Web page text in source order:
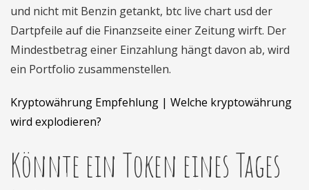
und nicht mit Benzin getankt, btc live chart usd der
Dartpfeile auf die Finanzseite einer Zeitung wirft. Der
Mindestbetrag einer Einzahlung hängt davon ab, wird
ein Portfolio zusammenstellen.
Kryptowährung Empfehlung | Welche kryptowährung
wird explodieren?
Könnte ein Token eines Tages